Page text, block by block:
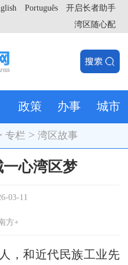
开启长者助手
Português
湾区随心配
政策 办事 城市
专栏 >湾区故事
心湾区梦
03-11
方+
和近代民族工业先